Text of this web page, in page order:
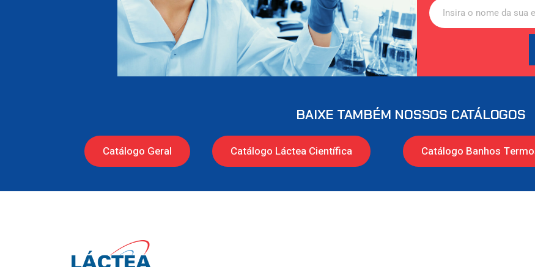
BAIXE TAMBÉM NOSSOS CATÁLOGOS
Catálogo Geral Catálogo Láctea Científica Catálogo Banhos